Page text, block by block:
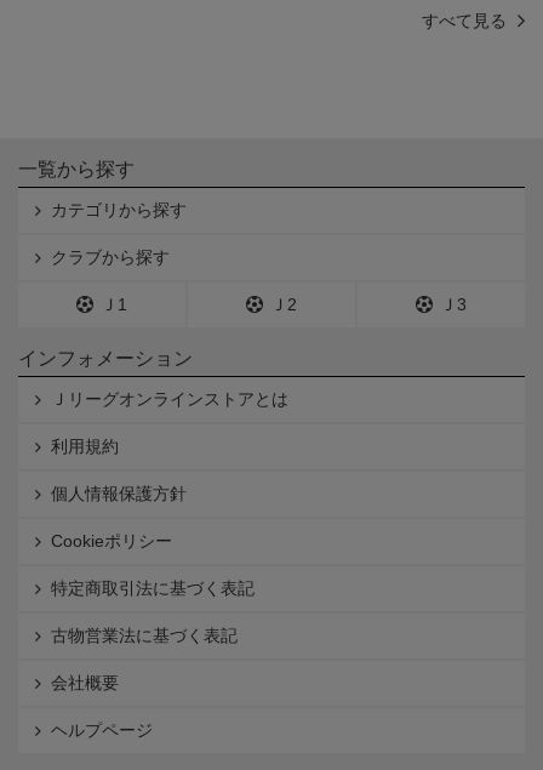
すべて見る
一覧から探す
カテゴリから探す
クラブから探す
Ｊ1 Ｊ2 Ｊ3
インフォメーション
Ｊリーグオンラインストアとは
利用規約
個人情報保護方針
Cookieポリシー
特定商取引法に基づく表記
古物営業法に基づく表記
会社概要
ヘルプページ